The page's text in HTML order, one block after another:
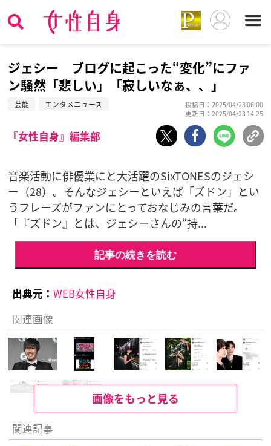
ジェシー ブログに起こった“変化”にファ
ン騒然「悲しい」「寂しいなぁ、、」
芸能 エンタメニュース
投稿日：2025/04/23 06:00
更新日：2025/04/23 14:25
『女性自身』編集部
音楽活動に俳優業にと大活躍のSixTONESのジェシ
ー（28）。そんなジェシーといえば「ズドン」とい
うフレーズがファンにとっておなじみの言葉だ。
「『ズドン』とは、ジェシーさんの“持...
記事の続きを読む
出典元： WEB女性自身
関連画像
画像をもっと見る
関連記事